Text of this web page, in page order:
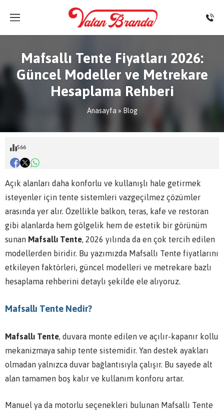
Mafsallı Tente Fiyatları 2026:
Güncel Modeller ve Metrekare
Hesaplama Rehberi
Anasayfa » Blog
566
Açık alanları daha konforlu ve kullanışlı hale getirmek
isteyenler için tente sistemleri vazgeçilmez çözümler
arasında yer alır. Özellikle balkon, teras, kafe ve restoran
gibi alanlarda hem gölgelik hem de estetik bir görünüm
sunan Mafsallı Tente, 2026 yılında da en çok tercih edilen
modellerden biridir. Bu yazımızda Mafsallı Tente fiyatlarını
etkileyen faktörleri, güncel modelleri ve metrekare bazlı
hesaplama rehberini detaylı şekilde ele alıyoruz.
Mafsallı Tente Nedir?
Mafsallı Tente, duvara monte edilen ve açılır-kapanır kollu
mekanizmaya sahip tente sistemidir. Yan destek ayakları
olmadan yalnızca duvar bağlantısıyla çalışır. Bu sayede alt
alan tamamen boş kalır ve kullanım konforu artar.
Manuel ya da motorlu seçenekleri bulunan Mafsallı Tente